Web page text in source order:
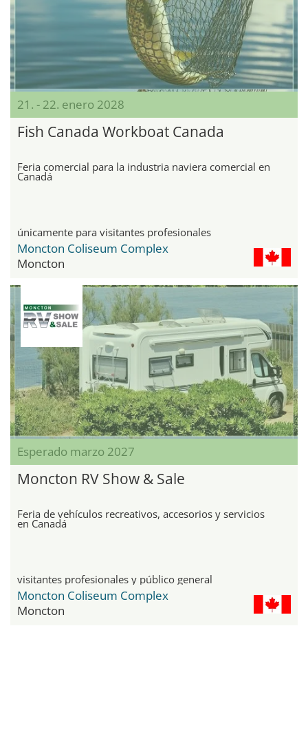
21. - 22. enero 2028
Fish Canada Workboat Canada
Feria comercial para la industria naviera comercial en
Canadá
únicamente para visitantes profesionales
Moncton Coliseum Complex
Moncton
Esperado marzo 2027
Moncton RV Show & Sale
Feria de vehículos recreativos, accesorios y servicios
en Canadá
visitantes profesionales y público general
Moncton Coliseum Complex
Moncton